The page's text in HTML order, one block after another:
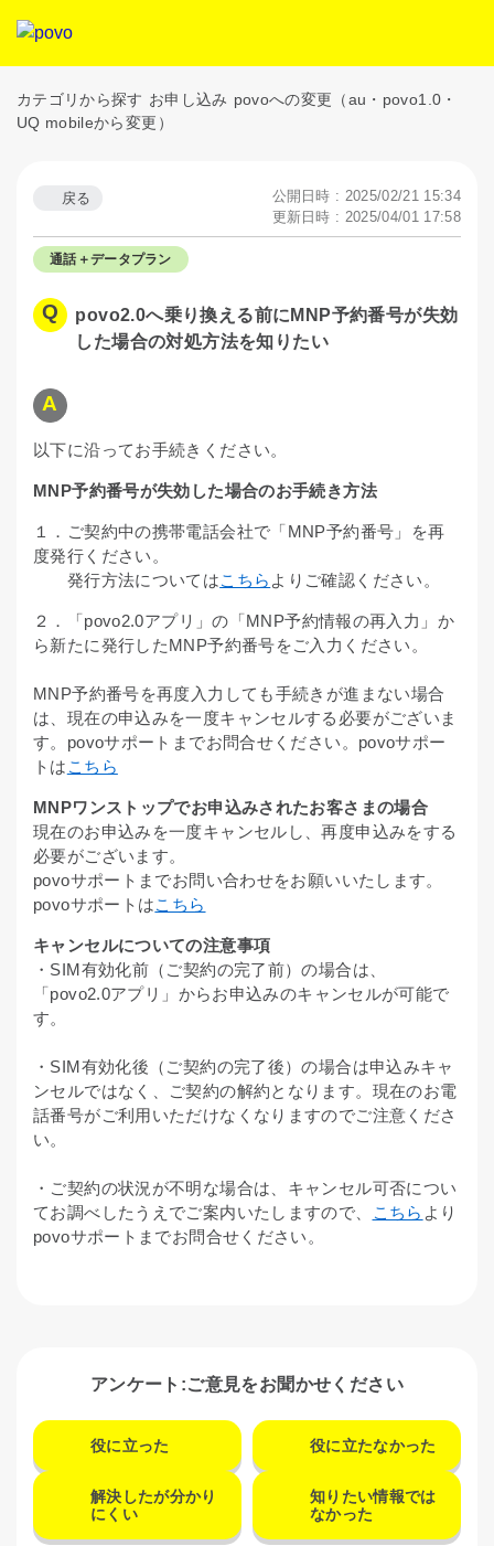
カテゴリから探す お申し込み povoへの変更（au・povo1.0・
UQ mobileから変更）
戻る
公開日時 : 2025/02/21 15:34
更新日時 : 2025/04/01 17:58
通話＋データプラン
povo2.0へ乗り換える前にMNP予約番号が失効
した場合の対処方法を知りたい
以下に沿ってお手続きください。
MNP予約番号が失効した場合のお手続き方法
１．ご契約中の携帯電話会社で「MNP予約番号」を再
度発行ください。
発行方法についてはこちら よりご確認ください。
２．「povo2.0アプリ」の「MNP予約情報の再入力」か
ら新たに発行したMNP予約番号をご入力ください。
MNP予約番号を再度入力しても手続きが進まない場合
は、現在の申込みを一度キャンセルする必要がございま
す。povoサポートまでお問合せください。povoサポー
トは こちら
MNPワンストップでお申込みされたお客さまの場合
現在のお申込みを一度キャンセルし、再度申込みをする
必要がございます。
povoサポートまでお問い合わせをお願いいたします。
povoサポートはこちら
キャンセルについての注意事項
・SIM有効化前（ご契約の完了前）の場合は、
「povo2.0アプリ」からお申込みのキャンセルが可能で
す。
・SIM有効化後（ご契約の完了後）の場合は申込みキャ
ンセルではなく、ご契約の解約となります。現在のお電
話番号がご利用いただけなくなりますのでご注意くださ
い。
・ご契約の状況が不明な場合は、キャンセル可否につい
てお調べしたうえでご案内いたしますので、
こちら より
povoサポートまでお問合せください。
アンケート:ご意見をお聞かせください
役に立った 役に立たなかった
解決したが分かり
にくい
知りたい情報では
なかった